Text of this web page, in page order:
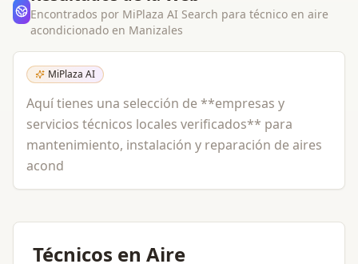
Encontrados por MiPlaza AI Search paratécnico en aire
acondicionado en Manizales
MiPlaza AI
Aquí tienes una selección de **empresas y
servicios técnicos locales verificados** para
mantenimiento, instalación y reparación de aires
acond
Técnicos en Aire